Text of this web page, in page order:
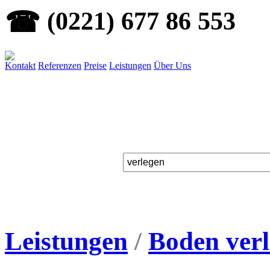
☎ (0221) 677 86 553
Kontakt Referenzen Preise Leistungen Über Uns
Leistungen / Boden